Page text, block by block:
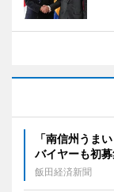
「南信州うま
バイヤーも初
飯田経済新聞